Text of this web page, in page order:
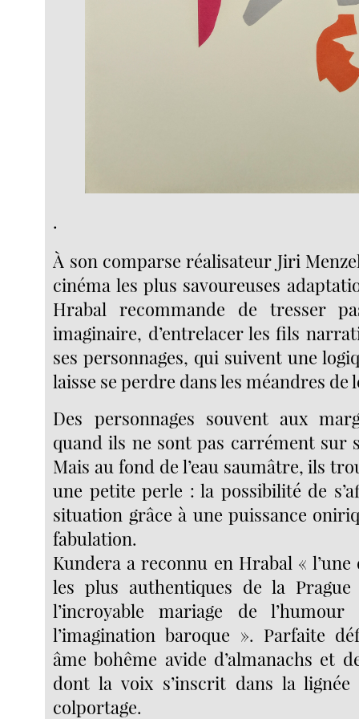
.
À son comparse réalisateur Jiri
cinéma les plus savoureuses
Hrabal recommande de tresser
imaginaire, d’entrelacer les fils
ses personnages, qui suivent une
laisse se perdre dans les méandres de
Des personnages souvent aux
quand ils ne sont pas carrément sur
Mais au fond de l’eau saumâtre, ils
une petite perle : la possibilité de
situation grâce à une puissance
fabulation.
Kundera a reconnu en Hrabal «
les plus authentiques de la Prague
l’incroyable mariage de
l’imagination baroque ». Parfaite
âme bohême avide d’almanachs et
dont la voix s’inscrit dans la
colportage.